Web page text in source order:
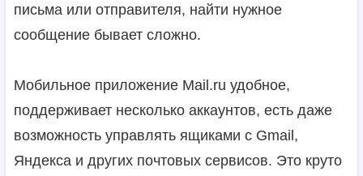
письма или отправителя, найти нужное
сообщение бывает сложно.
Мобильное приложение Mail.ru удобное,
поддерживает несколько аккаунтов, есть даже
возможность управлять ящиками с Gmail,
Яндекса и других почтовых сервисов. Это круто